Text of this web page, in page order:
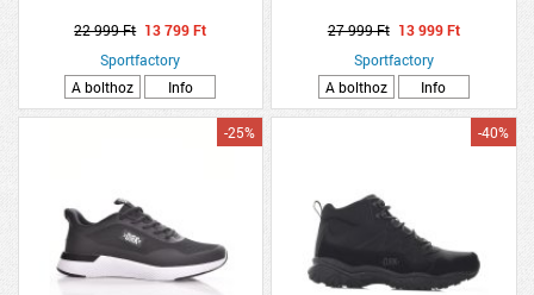
22 999 Ft 13 799 Ft
Sportfactory
A bolthoz
Info
27 999 Ft 13 999 Ft
Sportfactory
A bolthoz
Info
-25% -40%